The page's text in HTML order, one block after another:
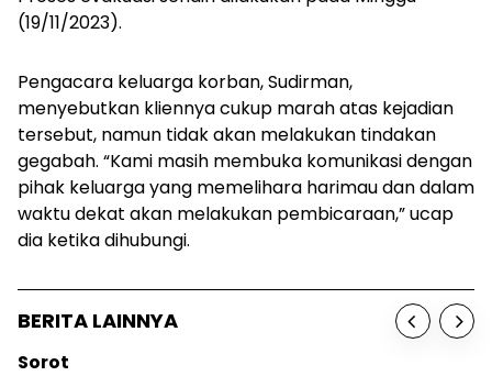
(19/11/2023).
Pengacara keluarga korban, Sudirman,
menyebutkan kliennya cukup marah atas kejadian
tersebut, namun tidak akan melakukan tindakan
gegabah. “Kami masih membuka komunikasi dengan
pihak keluarga yang memelihara harimau dan dalam
waktu dekat akan melakukan pembicaraan,” ucap
dia ketika dihubungi.
BERITA LAINNYA
Sorot